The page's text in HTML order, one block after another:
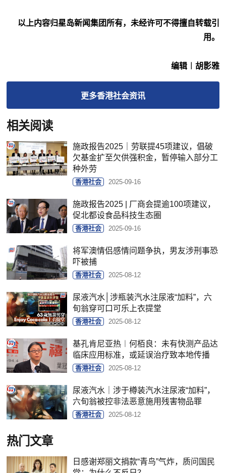
以上内容归星岛新闻集团所有，未经许可不得擅自转载引
用。
编辑︱胡影雅
更多香港社会资讯
相关阅读
施政报告2025｜劳联提45项建议，倡破
欠基金扩至欠供强积金，暂停输入部分工
种外劳
香港社会 2025-09-16
施政报告2025 | 厂商会提逾100项建议，
促北都设食品科技生态圈
香港社会 2025-09-16
将军澳情侣感情问题争执，男友涉刑事恐
吓被捕
香港社会 2025-08-12
尿液汽水│涉瓶装汽水注尿液“加料”，六
旬翁穿可口可乐上衣提堂
香港社会 2025-08-12
基孔肯尼亚热︱何栢良：未有快测产品达
临床应用标准，或延误治疗致本地传播
香港社会 2025-08-12
尿液汽水｜涉于樽装汽水注尿液“加料”，
六旬翁被控非法恶意施用残害物品罪
香港社会 2025-08-12
热门文章
日感谢郑丽文捐款“青鸟”气炸，质问国民